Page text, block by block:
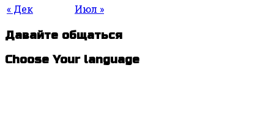
« Дек Июл »
Давайте общаться
Choose Your language